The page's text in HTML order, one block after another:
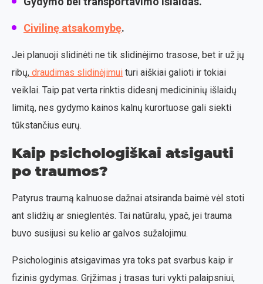
Civilinę atsakomybę.
Jei planuoji slidinėti ne tik slidinėjimo trasose, bet ir už jų
ribų, draudimas slidinėjimui turi aiškiai galioti ir tokiai
veiklai. Taip pat verta rinktis didesnį medicininių išlaidų
limitą, nes gydymo kainos kalnų kurortuose gali siekti
tūkstančius eurų.
Kaip psichologiškai atsigauti
po traumos?
Patyrus traumą kalnuose dažnai atsiranda baimė vėl stoti
ant slidžių ar snieglentės. Tai natūralu, ypač, jei trauma
buvo susijusi su kelio ar galvos sužalojimu.
Psichologinis atsigavimas yra toks pat svarbus kaip ir
fizinis gydymas. Grįžimas į trasas turi vykti palaipsniui,